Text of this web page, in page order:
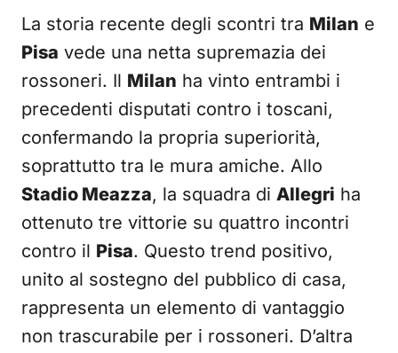
La storia recente degli scontri tra Milan e
Pisa vede una netta supremazia dei
rossoneri. Il Milan ha vinto entrambi i
precedenti disputati contro i toscani,
confermando la propria superiorità,
soprattutto tra le mura amiche. Allo
Stadio Meazza, la squadra di Allegri ha
ottenuto tre vittorie su quattro incontri
contro il Pisa. Questo trend positivo,
unito al sostegno del pubblico di casa,
rappresenta un elemento di vantaggio
non trascurabile per i rossoneri. D’altra